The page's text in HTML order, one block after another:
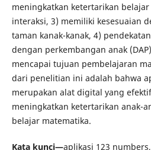
meningkatkan ketertarikan
interaksi, 3) memiliki kesesuaian
taman kanak-kanak, 4)
dengan perkembangan anak
mencapai tujuan pembelajaran
dari penelitian ini adalah bahwa
merupakan alat digital yang
meningkatkan ketertarikan anak-
belajar matematika.
Kata kunci—aplikasi 123